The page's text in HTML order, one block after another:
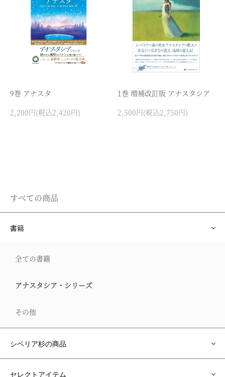
9巻 アナスタ
2,200円(税込2,420円)
1巻 増補改訂版 アナスタシア
2,500円(税込2,750円)
すべての商品
書籍
全ての書籍
アナスタシア・シリーズ
その他
シベリア杉の商品
セレクトアイテム